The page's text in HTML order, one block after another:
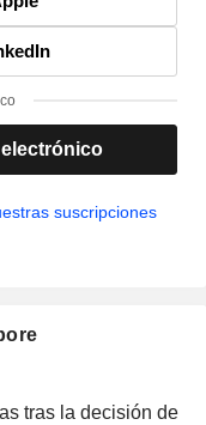
suscripciones
tras la decisión de